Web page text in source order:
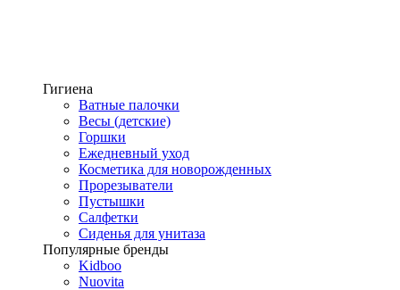
Гигиена
Ватные палочки
Весы (детские)
Горшки
Ежедневный уход
Косметика для новорожденных
Прорезыватели
Пустышки
Салфетки
Сиденья для унитаза
Популярные бренды
Kidboo
Nuovita